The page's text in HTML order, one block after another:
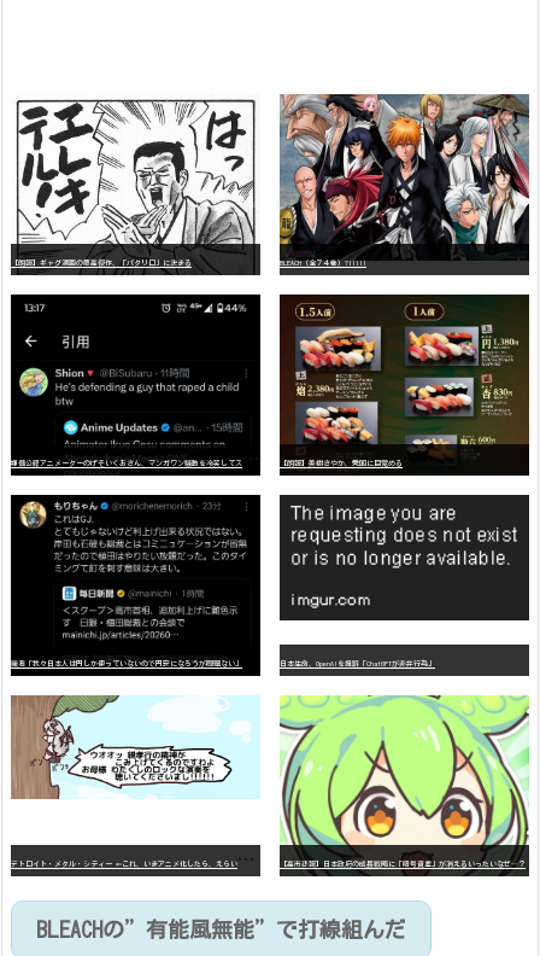
【朗報】ギャグ漫画の最高傑作、「パタリロ」に決まる BLEACH（全７４巻）?!!!!!
【朗報】美樹さやか、愛国に目覚める
識者「我々日本人は円しか使っていないので円安になろうが問題ない」 日本生命、OpenAIを提訴「ChatGPTが非弁行為」
デ
トロイト・メタル・シティー ⇐これ、いまアニメ化したら、えらいことになってたよな？ 【高市悲報】日本政府の成長戦略に「暗号資産」が消えるいったいなぜ…？
BLEACHの”有能風無能”で打線組んだ